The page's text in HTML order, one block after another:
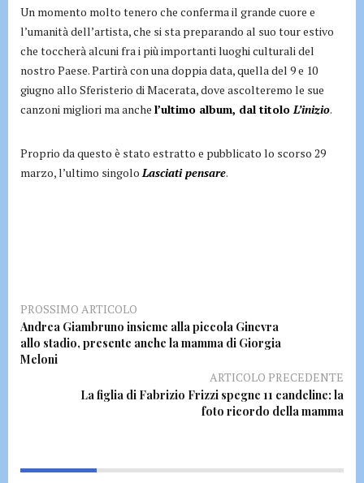
Un momento molto tenero che conferma il grande cuore e
l’umanità dell’artista, che si sta preparando al suo tour estivo
che toccherà alcuni fra i più importanti luoghi culturali del
nostro Paese. Partirà con una doppia data, quella del 9 e 10
giugno allo Sferisterio di Macerata, dove ascolteremo le sue
canzoni migliori ma anche l’ultimo album, dal titoloL’inizio.
Proprio da questo è stato estratto e pubblicato lo scorso 29
marzo, l’ultimo singoloLasciati pensare.
PROSSIMO ARTICOLO
Andrea Giambruno insieme alla piccola Ginevra
allo stadio, presente anche la mamma di Giorgia
Meloni
ARTICOLO PRECEDENTE
La figlia di Fabrizio Frizzi spegne 11 candeline: la
foto ricordo della mamma